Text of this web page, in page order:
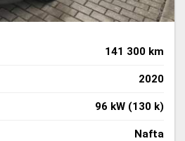
141 300 km
2020
96 kW (130 k)
Nafta